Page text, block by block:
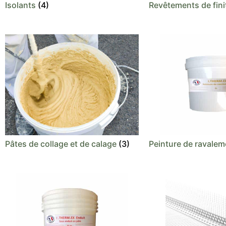
Isolants (4) Revêtements de
Pâtes de collage et de calage (3) Peinture de